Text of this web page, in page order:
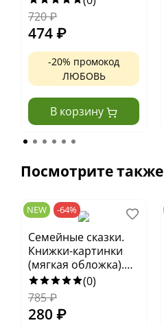
720₽
474 ₽
-20% промокод
ЛЮБОВЬ
В корзину
Посмотрите также
NEW -64%
Семейные сказки.
Книжки-картинки
(мягкая обложка).
Мама всегда рядом
(0)
785₽
280 ₽